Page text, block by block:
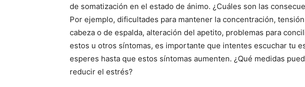
de somatización en el estado de ánimo. ¿Cuáles son las
Por ejemplo, dificultades para mantener la concentración,
cabeza o de espalda, alteración del apetito, problemas para
estos u otros síntomas, es importante que intentes escuchar tu
esperes hasta que estos síntomas aumenten. ¿Qué medidas
reducir el estrés?